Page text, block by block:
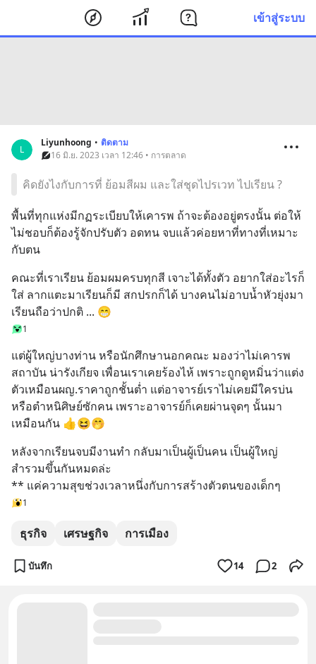
เข้าสู่ระบบ
L
Liyunhoong • ติดตาม
16 มิ.ย. 2023 เวลา 12:46 • การตลาด
คิดยังไงกับการที่ ย้อมสีผม และใส่ชุดไปรเวท ไปเรียน ?
พื้นที่ทุกแห่งมีกฏระเบียบให้เคารพ ถ้าจะต้องอยู่ตรงนั้น ต่อให้
ไม่ชอบก็ต้องรู้จักปรับตัว อดทน จบแล้วค่อยหาที่ทางที่เหมาะ
กับตน
คณะที่เราเรียน ย้อมผมครบทุกสี เจาะได้ทั้งตัว อยากใส่อะไรก็
ใส่ ลากแตะมาเรียนก็มี สกปรกก็ได้ บางคนไม่อาบน้ำหัวยุ่งมา
เรียนถือว่าปกติ ... 😁
1
แต่ผู้ใหญ่บางท่าน หรือนักศึกษานอกคณะ มองว่าไม่เคารพ
สถาบัน น่ารังเกียจ เพื่อนเราเคยร้องไห้ เพราะถูกดูหมิ่นว่าแต่ง
ตัวเหมือนผญ.ราคาถูกชั้นต่ำ แต่อาจารย์เราไม่เคยมีใครบ่น
หรือตำหนิศิษย์ซักคน เพราะอาจารย์ก็เคยผ่านจุดๆ นั้นมา
เหมือนกัน 👍😆🤭
หลังจากเรียนจบมีงานทำ กลับมาเป็นผู้เป็นคน เป็นผู้ใหญ่
สำรวมขึ้นกันหมดล่ะ
** แค่ความสุขช่วงเวลาหนึ่งกับการสร้างตัวตนของเด็กๆ
1
ธุรกิจ เศรษฐกิจ การเมือง
บันทึก 14 2